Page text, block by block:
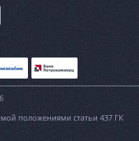
положениями статьи 437 ГК